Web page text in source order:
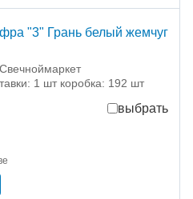
"3" Грань белый жемчуг
1 шт коробка: 192 шт
выбрать